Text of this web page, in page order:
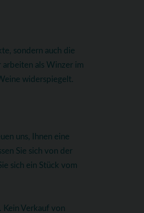
sondern auch die
als Winzer im
widerspiegelt.
uns, Ihnen eine
Sie sich von der
sich ein Stück vom
Kein Verkauf von